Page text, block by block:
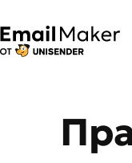
содержимому